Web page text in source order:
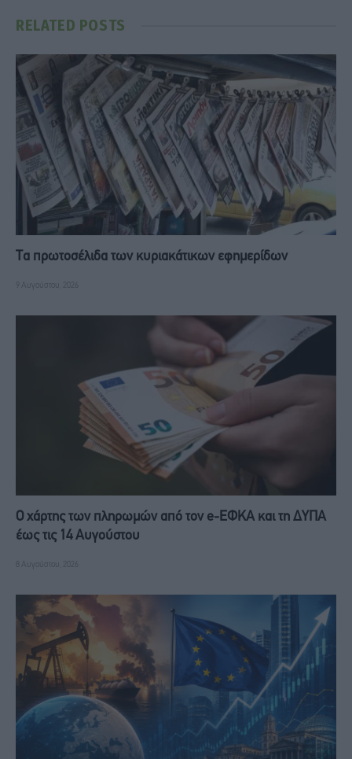
RELATED POSTS
Τα πρωτοσέλιδα των κυριακάτικων εφημερίδων
9 Αυγούστου, 2026
Ο χάρτης των πληρωμών από τον e-ΕΦΚΑ και τη ΔΥΠΑ
έως τις 14 Αυγούστου
8 Αυγούστου, 2026